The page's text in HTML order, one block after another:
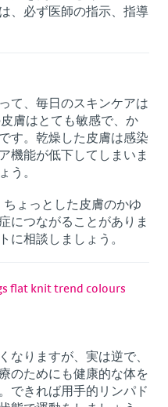
、必ず医師の指示、指導
て、毎日のスキンケアは
膚はとても敏感で、か
す。乾燥した皮膚は感染
機能が低下してしまいま
う。
ょっとした皮膚のかゆ
につながることがありま
に相談しましょう。
なりますが、実は逆で、
のためにも健康的な体を
できれば用手的リンパド